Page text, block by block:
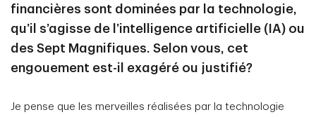
financières sont dominées par la technologie,
qu’il s’agisse de l’intelligence artificielle (IA) ou
des Sept Magnifiques. Selon vous, cet
engouement est-il exagéré ou justifié?
Je pense que les merveilles réalisées par la technologie